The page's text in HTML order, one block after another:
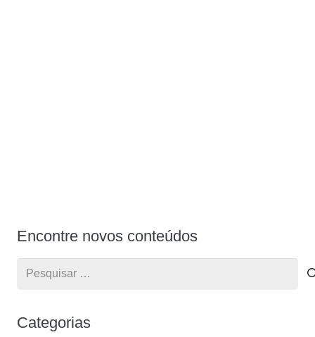
Encontre novos conteúdos
Pesquisar
Categorias